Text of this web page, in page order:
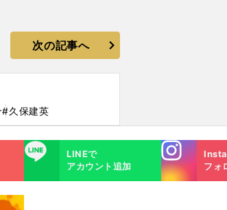
次の記事へ
#久保建英
LINE
LINEで
アカウント追加
Instagra
m
フォ